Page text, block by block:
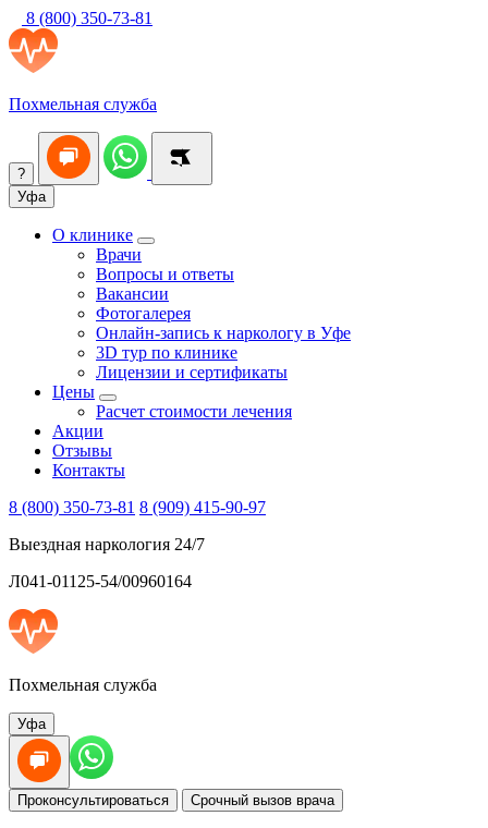
8 (800) 350-73-81
Похмельная служба
?
Уфа
О клинике
Врачи
Вопросы и ответы
Вакансии
Фотогалерея
Онлайн-запись к наркологу в Уфе
3D тур по клинике
Лицензии и сертификаты
Цены
Расчет стоимости лечения
Акции
Отзывы
Контакты
8 (800) 350-73-81 8 (909) 415-90-97
Выездная наркология 24/7
Л041-01125-54/00960164
Похмельная служба
Уфа
Проконсультироваться Срочный вызов врача